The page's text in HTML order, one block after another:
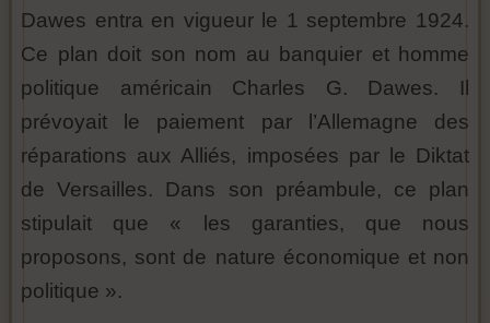
Dawes entra en vigueur le 1 septembre 1924.
Ce plan doit son nom au banquier et homme
politique américain Charles G. Dawes. Il
prévoyait le paiement par l’Allemagne des
réparations aux Alliés, imposées par le Diktat
de Versailles. Dans son préambule, ce plan
stipulait que « les garanties, que nous
proposons, sont de nature économique et non
politique ».